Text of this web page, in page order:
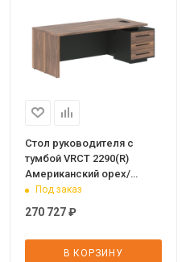
Стол руководителя с
тумбой VRCT 2290(R)
Американский орех/
Черный матовый/Яшма
Под заказ
270 727₽
В КОРЗИНУ